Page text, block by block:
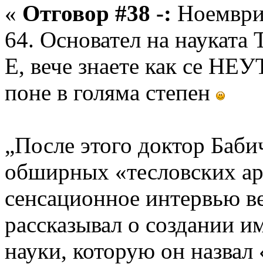
« Отговор #38 -:
64. Основател на науката
Е, вече знаете как се
поне в голяма степен
„После этого доктор
обширных «тесловских
сенсационное интервью
рассказывал о создании
науки, которую он назвал